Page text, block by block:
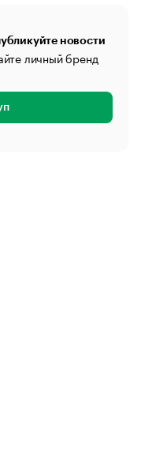
новости
личный бренд